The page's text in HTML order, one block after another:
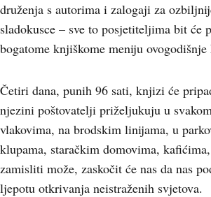
druženja s autorima i zalogaji za
sladokusce – sve to posjetiteljima bit će
bogatome knjiškome meniju
Četiri dana, punih 96 sati, knjizi će
njezini poštovatelji priželjukuju u
vlakovima, na brodskim linijama, u
klupama, staračkim domovima,
zamisliti može, zaskočit će nas da nas
ljepotu otkrivanja neistraženih svjetova.